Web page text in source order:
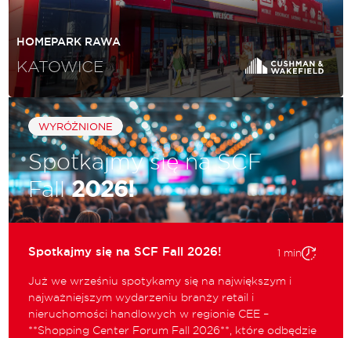
HOMEPARK RAWA
KATOWICE
WYRÓŻNIONE
Spotkajmy się na SCF
Fall2026!
1 min
Spotkajmy się na SCF Fall 2026!
Już we wrześniu spotykamy się na największym i
najważniejszym wydarzeniu branży retail i
nieruchomości handlowych w regionie CEE –
**Shopping Center Forum Fall 2026**, które odbędzie